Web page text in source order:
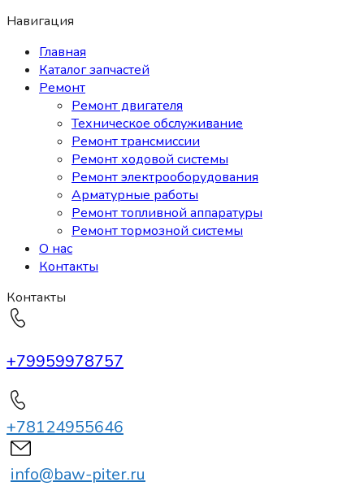
Навигация
Главная
Каталог запчастей
Ремонт
Ремонт двигателя
Техническое обслуживание
Ремонт трансмиссии
Ремонт ходовой системы
Ремонт электрооборудования
Арматурные работы
Ремонт топливной аппаратуры
Ремонт тормозной системы
О нас
Контакты
Контакты
+79959978757
+78124955646
info@baw-piter.ru